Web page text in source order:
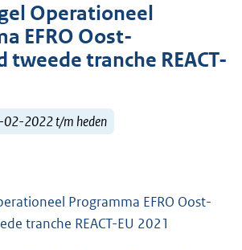
Operationeel
EFRO Oost-
tweede tranche REACT-
02-2022 t/m heden
Programma EFRO Oost-
tranche REACT-EU 2021